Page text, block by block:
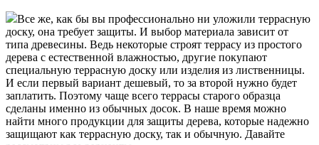
Все же, как бы вы профессионально ни уложили террасную
доску, она требует защиты. И выбор материала зависит от
типа древесины. Ведь некоторые строят террасу из простого
дерева с естественной влажностью, другие покупают
специальную террасную доску или изделия из лиственницы.
И если первый вариант дешевый, то за второй нужно будет
заплатить. Поэтому чаще всего террасы старого образца
сделаны именно из обычных досок. В наше время можно
найти много продукции для защиты дерева, которые надежно
защищают как террасную доску, так и обычную. Давайте